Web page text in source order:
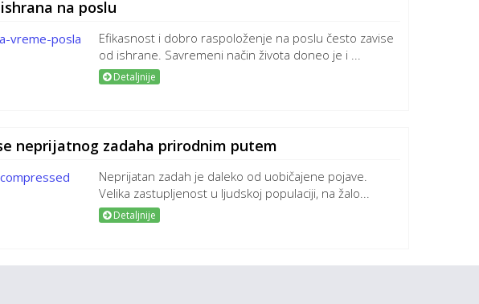
na poslu
Efikasnost i dobro raspoloženje na poslu često zavise
od ishrane. Savremeni način života doneo je i ...
Detaljnije
neprijatnog zadaha prirodnim putem
Neprijatan zadah je daleko od uobičajene pojave.
Velika zastupljenost u ljudskoj populaciji, na žalo...
Detaljnije